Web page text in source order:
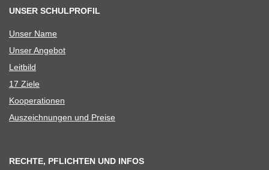
UNSER SCHULPROFIL
Unser Name
Unser Ange­bot
Leit­bild
17 Ziele
Koope­ra­tio­nen
Aus­zeich­nun­gen und Preise
RECHTE, PFLICHTEN UND INFOS